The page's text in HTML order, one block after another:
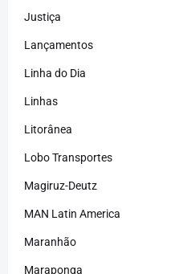
Justiça
Lançamentos
Linha do Dia
Linhas
Litorânea
Lobo Transportes
Magiruz-Deutz
MAN Latin America
Maranhão
Maraponga